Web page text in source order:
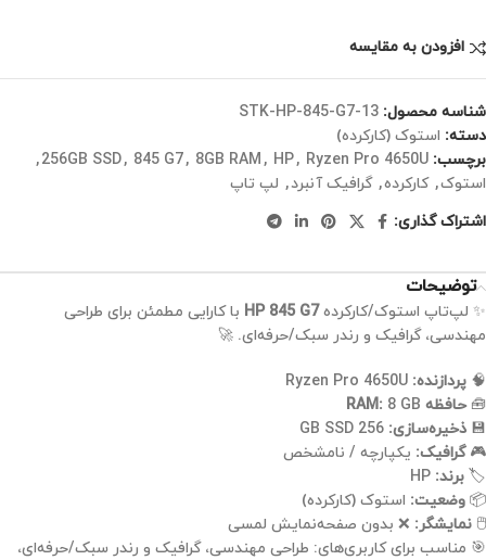
افزودن به مقایسه
شناسه محصول: STK-HP-845-G7-13
دسته: استوک (کارکرده)
برچسب:
256GB SSD, 845 G7, 8GB RAM, HP, Ryzen Pro 4650U
,
استوک, کارکرده, گرافیک آنبرد, لپ تاپ
اشتراک گذاری:
توضیحات
✨ لپ‌تاپ استوک/کارکردهHP 845 G7 با کارایی مطمئن برای طراحی
مهندسی، گرافیک و رندر سبک/حرفه‌ای. 🚀
🧠 پردازنده:
🧰حافظه RAM: 8 GB
💾 ذخیره‌سازی:
🎮گرافیک: یکپارچه / نامشخص
🏷️ برند:
📦 وضعیت: استوک (کارکرده)
🖱️ نمایشگر: ❌ بدون صفحه‌نمایش لمسی
🎯 مناسب برای کاربری‌های: طراحی مهندسی، گرافیک و رندر سبک/حرفه‌ای،